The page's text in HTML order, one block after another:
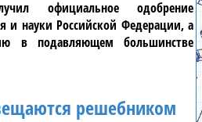
официальное одобрение
и науки Российской Федерации, а
в подавляющем большинстве
решебником